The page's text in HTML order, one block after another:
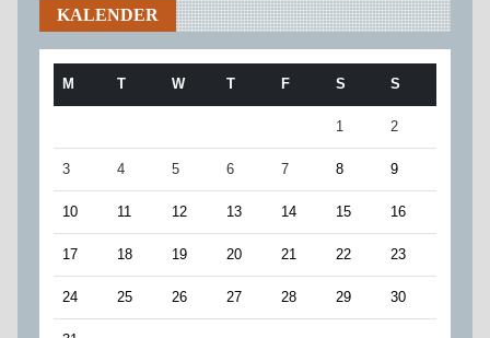
KALENDER
M T W T F S S
1 2
3 4 5 6 7 8 9
10 11 12 13 14 15 16
17 18 19 20 21 22 23
24 25 26 27 28 29 30